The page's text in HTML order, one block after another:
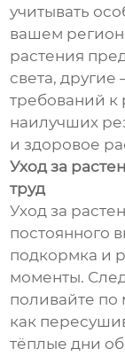
учитывать
вашем
растения
света,
требований к
наилучших
и здоровое
Уход за
труд
Уход за
постоянного
подкормка и
моменты.
поливайте по
как
тёплые дни